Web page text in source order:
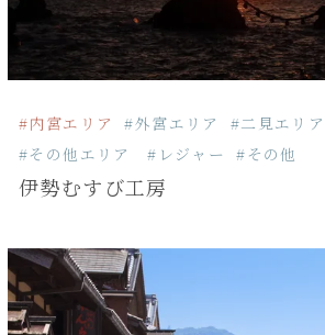
#内宮エリア #外宮エリア #二見エリア
#その他エリア
#レジャー #その他
伊勢むすび工房